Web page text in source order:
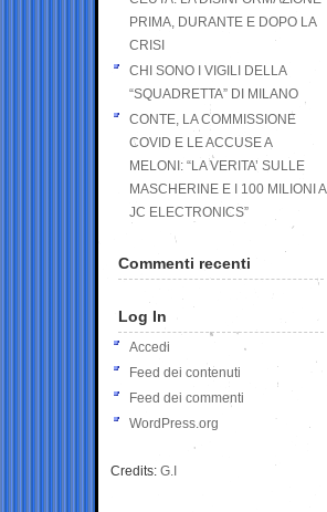
PRIMA, DURANTE E DOPO LA
CRISI
CHI SONO I VIGILI DELLA
“SQUADRETTA” DI MILANO
CONTE, LA COMMISSIONE
COVID E LE ACCUSE A
MELONI: “LA VERITA’ SULLE
MASCHERINE E I 100 MILIONI A
JC ELECTRONICS”
Commenti recenti
Log In
Accedi
Feed dei contenuti
Feed dei commenti
WordPress.org
Credits: G.I